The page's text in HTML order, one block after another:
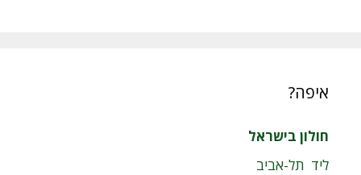
איפה?
חולון בישראל
ליד תל-אביב